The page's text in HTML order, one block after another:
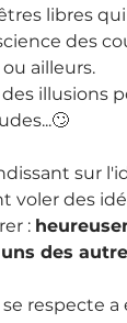
libres
des
ailleurs.
illusions
sur
voler des
:
des
respecte a